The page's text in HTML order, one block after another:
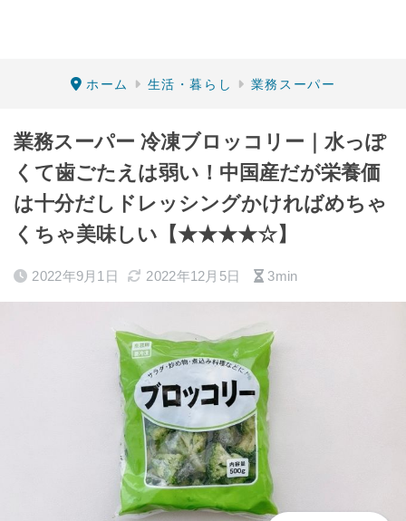
ホーム 生活・暮らし 業務スーパー
業務スーパー 冷凍ブロッコリー｜水っぽ
くて歯ごたえは弱い！中国産だが栄養価
は十分だしドレッシングかければめちゃ
くちゃ美味しい【★★★★☆】
2022年9月1日 2022年12月5日 3min